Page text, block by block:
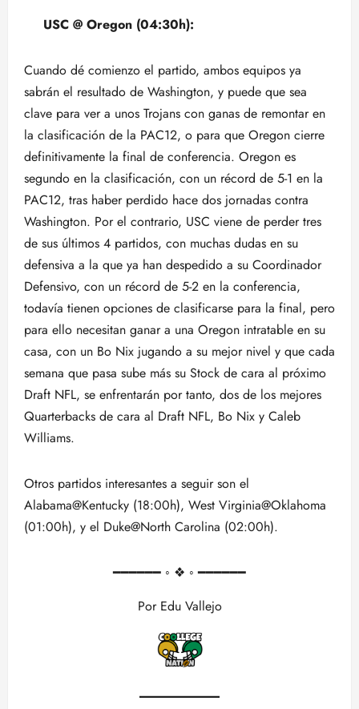
USC @ Oregon (04:30h):
Cuando dé comienzo el partido, ambos equipos ya
sabrán el resultado de Washington, y puede que sea
clave para ver a unos Trojans con ganas de remontar en
la clasificación de la PAC12, o para que Oregon cierre
definitivamente la final de conferencia. Oregon es
segundo en la clasificación, con un récord de 5-1 en la
PAC12, tras haber perdido hace dos jornadas contra
Washington. Por el contrario, USC viene de perder tres
de sus últimos 4 partidos, con muchas dudas en su
defensiva a la que ya han despedido a su Coordinador
Defensivo, con un récord de 5-2 en la conferencia,
todavía tienen opciones de clasificarse para la final, pero
para ello necesitan ganar a una Oregon intratable en su
casa, con un Bo Nix jugando a su mejor nivel y que cada
semana que pasa sube más su Stock de cara al próximo
Draft NFL, se enfrentarán por tanto, dos de los mejores
Quarterbacks de cara al Draft NFL, Bo Nix y Caleb
Williams.
Otros partidos interesantes a seguir son el
Alabama@Kentucky (18:00h), West Virginia@Oklahoma
(01:00h), y el Duke@North Carolina (02:00h).
━━━━━━ ◦ ❖ ◦ ━━━━━━
Por Edu Vallejo